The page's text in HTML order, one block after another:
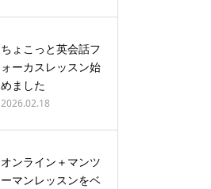
ちょこっと英会話フ
ォーカスレッスン始
めました
2026.02.18
オンライン＋マンツ
ーマンレッスンをベ